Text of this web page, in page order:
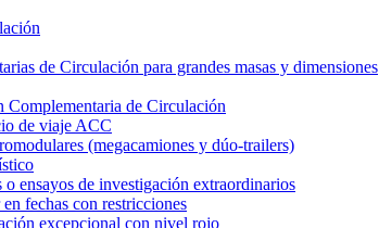
de Circulación para grandes masas y dimensiones
de Circulación
de viaje ACC
(megacamiones y dúo-trailers)
ensayos de investigación extraordinarios
fechas con restricciones
excepcional con nivel rojo